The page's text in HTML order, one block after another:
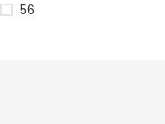
56